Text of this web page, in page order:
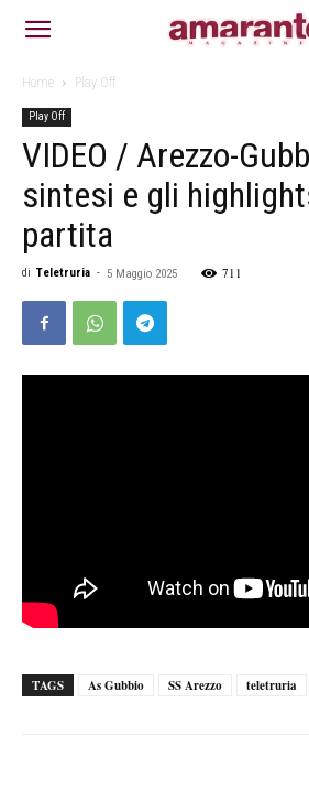
Home Play Off
Play Off
VIDEO / Arezzo-
sintesi e gli
partita
di Teletruria - 5 Maggio 2025 711
TAGS As Gubbio SS Arezzo teletruria